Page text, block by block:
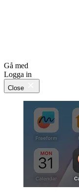
Gå med
Logga in
Close